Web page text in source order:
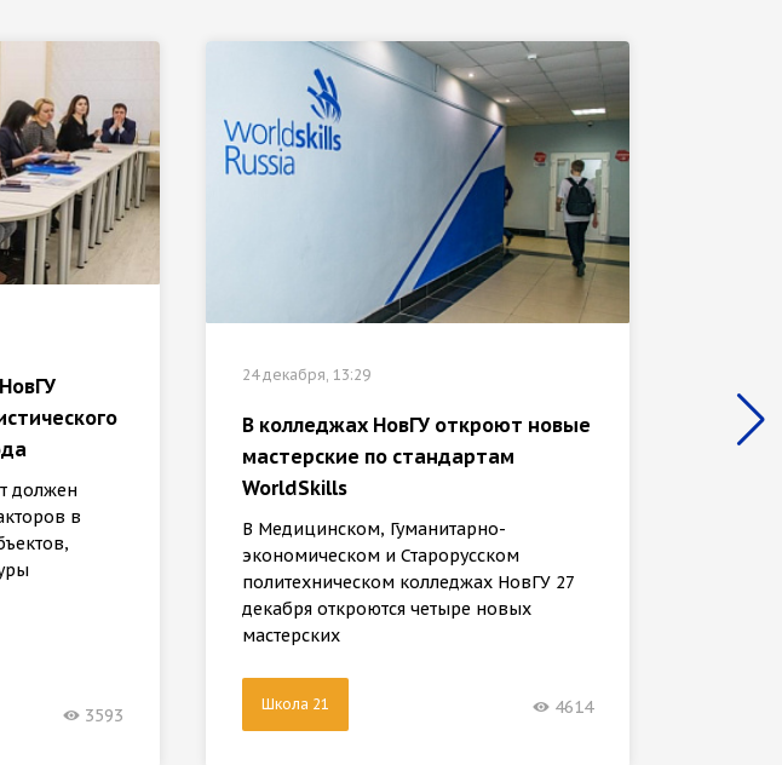
должен
в
3593
24 декабря, 13:29
В колледжах НовГУ откроют новые
мастерские по стандартам
WorldSkills
В Медицинском, Гуманитарно-
экономическом и Старорусском
политехническом колледжах НовГУ 27
декабря откроются четыре новых
мастерских
Школа 21 4614